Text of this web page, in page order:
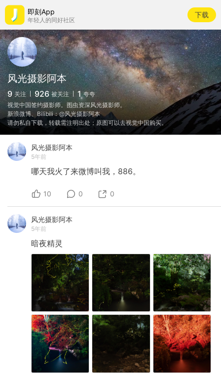
即刻App
年轻人的同好社区
下载
风光摄影阿本
9 关注 926 被关注 1 夸夸
视觉中国签约摄影师。图虫资深风光摄影师。
新浪微博、Bilibili：@风光摄影阿本
请勿私自下载，转载需注明出处；原图可以去视觉中国购买。
风光摄影阿本
5年前
哪天我火了来微博叫我，886。
10 0 0
风光摄影阿本
5年前
暗夜精灵